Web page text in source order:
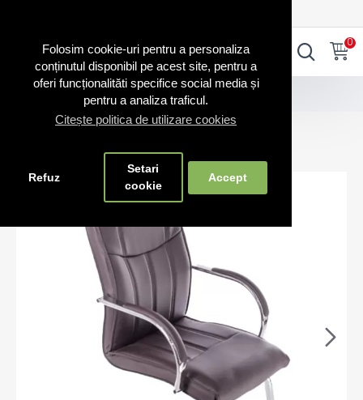
Folosim cookie-uri pentru a personaliza
conținutul disponibil pe acest site, pentru a
oferi funcționalităti specifice social media și
pentru a analiza traficul.
Citește politica de utilizare cookies
Refuz
Setari
cookie
Accept
0
Scaune și bănci Scaune conferinta 806